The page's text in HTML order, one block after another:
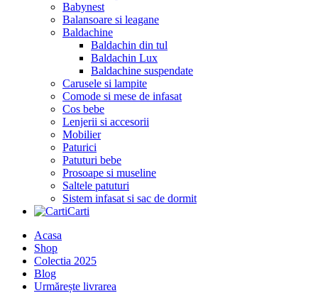
Babynest
Balansoare si leagane
Baldachine
Baldachin din tul
Baldachin Lux
Baldachine suspendate
Carusele si lampite
Comode si mese de infasat
Cos bebe
Lenjerii si accesorii
Mobilier
Paturici
Patuturi bebe
Prosoape si museline
Saltele patuturi
Sistem infasat si sac de dormit
Carti
Acasa
Shop
Colectia 2025
Blog
Urmărește livrarea